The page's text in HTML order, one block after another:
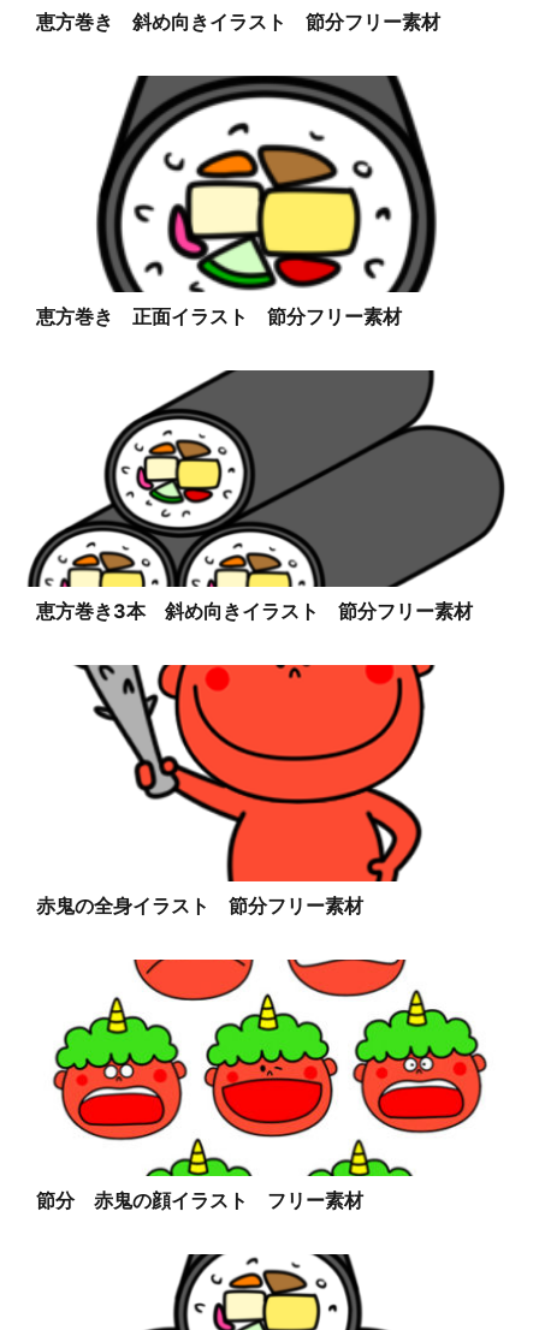
恵方巻き 斜め向きイラスト 節分フリー素材
恵方巻き 正面イラスト 節分フリー素材
恵方巻き3本 斜め向きイラスト 節分フリー素材
赤鬼の全身イラスト 節分フリー素材
節分 赤鬼の顔イラスト フリー素材